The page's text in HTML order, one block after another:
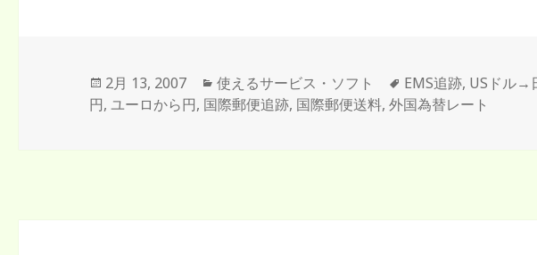
投
稿
2月 13, 2007
カ
テ
使えるサービス・ソフト
タ
グ
EMS追跡, USドル→
円,ユーロから円, 国際郵便追跡, 国際郵便送料,外国為替レート